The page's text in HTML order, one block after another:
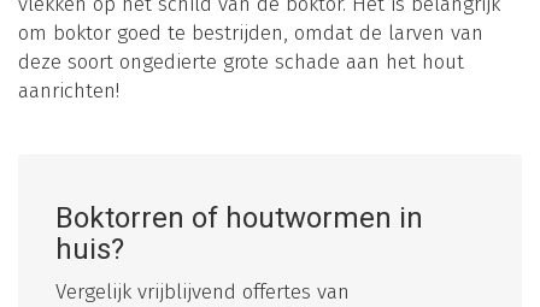
om boktor goed te bestrijden, omdat de larven van
deze soort ongedierte grote schade aan het hout
aanrichten!
Boktorren of houtwormen in
huis?
Vergelijk vrijblijvend offertes van